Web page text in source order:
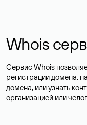
Whois
Сервис Whois
регистрации домена,
домена, или узнать
организацией или